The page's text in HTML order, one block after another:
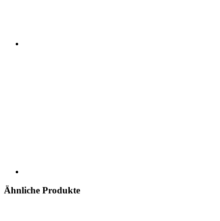
Ähnliche Produkte